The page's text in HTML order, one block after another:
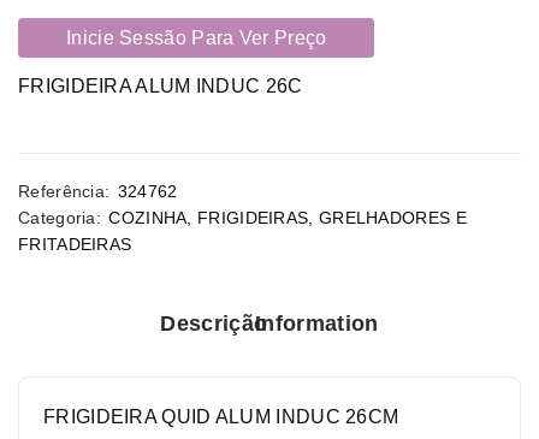
Inicie Sessão Para Ver Preço
FRIGIDEIRA ALUM INDUC 26C
Referência: 324762
Categoria: COZINHA
FRIGIDEIRAS, GRELHADORES E
FRITADEIRAS
DescriçãoInformation
FRIGIDEIRA QUID ALUM INDUC 26CM